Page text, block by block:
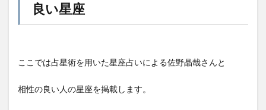
良い星座
ここでは占星術を用いた星座占いによる佐野晶哉さんと
相性の良い人の星座を掲載します。